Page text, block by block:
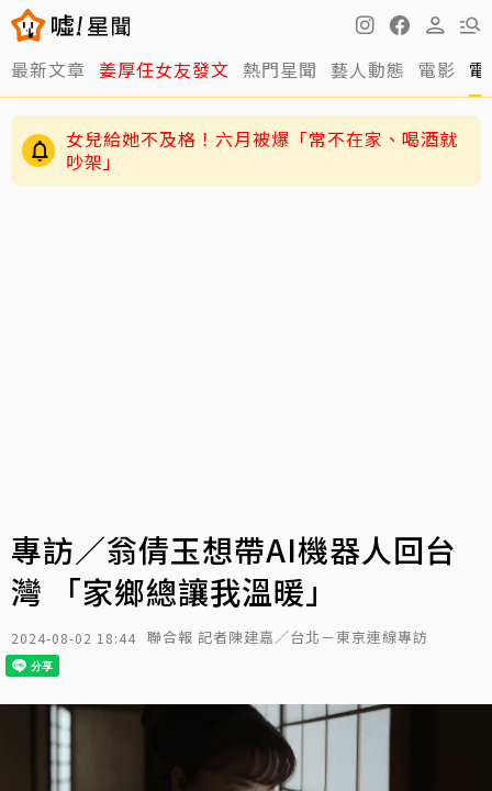
最新文章 姜厚任女友發文 熱門星聞 藝人動態 電影
女兒給她不及格！六月被爆「常不在家、喝酒就
吵架」
專訪／翁倩玉想帶AI機器人回台
灣 「家鄉總讓我溫暖」
2024-08-02 18:44 聯合報 記者陳建嘉／台北－東京連線專訪